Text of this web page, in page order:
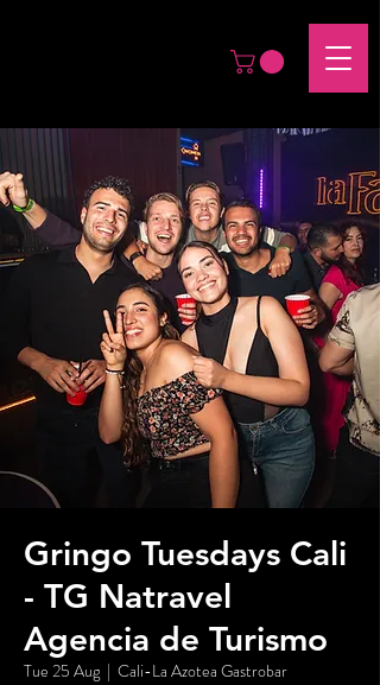
Gringo Tuesdays Cali
- TG Natravel
Agencia de Turismo
Tue 25 Aug
  |
Cali-La Azotea Gastrobar